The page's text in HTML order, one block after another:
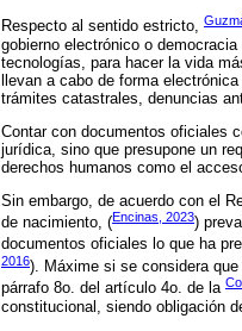
Respecto al sentido estricto,
gobierno electrónico o
tecnologías, para hacer la vida
llevan a cabo de forma
trámites catastrales, denuncias
Contar con documentos oficiales
jurídica, sino que presupone un
derechos humanos como el
Sin embargo, de acuerdo con el
de nacimiento, (Encinas, 2023)
documentos oficiales lo que ha
2016). Máxime si se considera
párrafo 8o. del artículo 4o. de la
constitucional, siendo obligación